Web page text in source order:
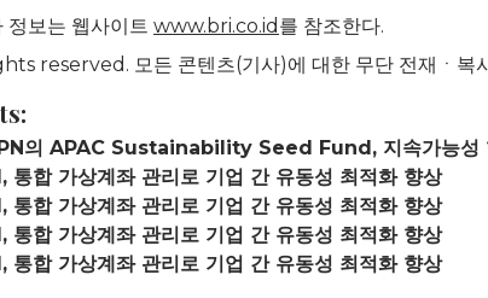
정보는 웹사이트 www.bri.co.id 를 참조한다.
reserved. 모든 콘텐츠(기사)에 대한 무단 전재ㆍ복
의 APAC Sustainability Seed Fund, 지속가능성
통합 가상계좌 관리로 기업 간 유동성 최적화 향상
통합 가상계좌 관리로 기업 간 유동성 최적화 향상
통합 가상계좌 관리로 기업 간 유동성 최적화 향상
통합 가상계좌 관리로 기업 간 유동성 최적화 향상